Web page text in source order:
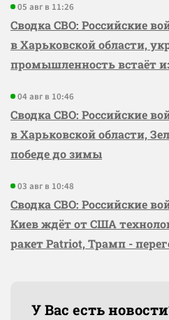
05 авг в 11:26
Сводка СВО: Российские
в Харьковской области,
промышленность встаёт
04 авг в 10:46
Сводка СВО: Российские
в Харьковской области,
победе до зимы
03 авг в 10:48
Сводка СВО: Российские
Киев ждёт от США
ракет Patriot, Трамп -
У Вас есть